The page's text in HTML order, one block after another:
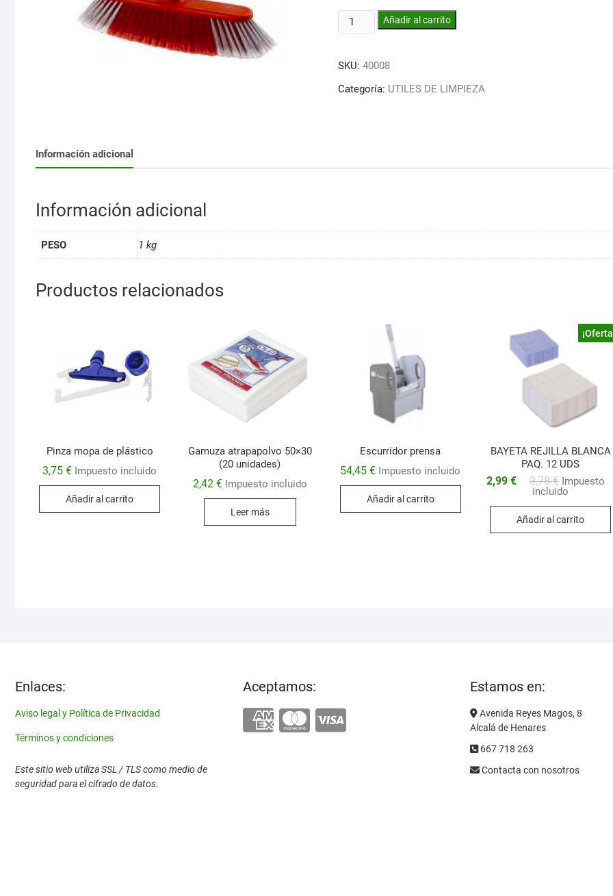
Cepillo
eco
sin
mango
Añadir al carrito
SKU: 40008
Categoría: UTILES DE LIMPIEZA
Información adicional
Información adicional
PESO 1 kg
Productos relacionados
Pinza mopa de plástico
3,75€ Impuesto incluido
Añadir al carrito
Gamuza atrapapolvo 50×30
(20 unidades)
2,42 € Impuesto incluido
Leer más
Escurridor prensa
54,45€ Impuesto incluido
Añadir al carrito
BAYETA REJILLA BLANCA
PAQ. 12 UDS
3,78€ El
precio
era:
3,78 €.
2,99€
El
precio
es:
2,99 €.
Impuesto
incluido
Añadir al carrito
Enlaces:
Aviso legal y Política de Privacidad
Términos y condiciones
Este sitio web utiliza SSL / TLS como medio de
seguridad para el cifrado de datos.
Aceptamos: Estamos en:
Avenida Reyes Magos, 8
Alcalá de Henares
667 718 263
Contacta con nosotros